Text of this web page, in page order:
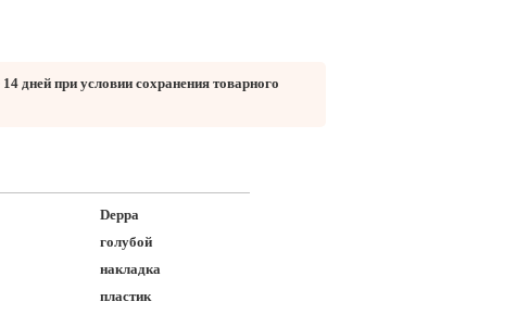
дней при условии сохранения товарного
Deppa
голубой
накладка
пластик